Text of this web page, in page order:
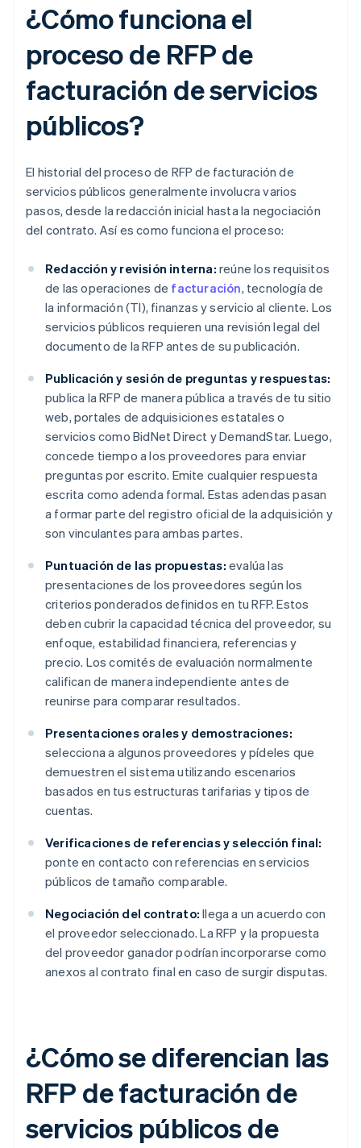
¿Cómo funciona el
proceso de RFP de
facturación de servicios
públicos?
El historial del proceso de RFP de facturación de
servicios públicos generalmente involucra varios
pasos, desde la redacción inicial hasta la negociación
del contrato. Así es como funciona el proceso:
Redacción y revisión interna: reúne los requisitos
de las operaciones de facturación, tecnología de
la información (TI), finanzas y servicio al cliente. Los
servicios públicos requieren una revisión legal del
documento de la RFP antes de su publicación.
Publicación y sesión de preguntas y respuestas:
publica la RFP de manera pública a través de tu sitio
web, portales de adquisiciones estatales o
servicios como BidNet Direct y DemandStar. Luego,
concede tiempo a los proveedores para enviar
preguntas por escrito. Emite cualquier respuesta
escrita como adenda formal. Estas adendas pasan
a formar parte del registro oficial de la adquisición y
son vinculantes para ambas partes.
Puntuación de las propuestas: evalúa las
presentaciones de los proveedores según los
criterios ponderados definidos en tu RFP. Estos
deben cubrir la capacidad técnica del proveedor, su
enfoque, estabilidad financiera, referencias y
precio. Los comités de evaluación normalmente
califican de manera independiente antes de
reunirse para comparar resultados.
Presentaciones orales y demostraciones:
selecciona a algunos proveedores y pídeles que
demuestren el sistema utilizando escenarios
basados en tus estructuras tarifarias y tipos de
cuentas.
Verificaciones de referencias y selección final:
ponte en contacto con referencias en servicios
públicos de tamaño comparable.
Negociación del contrato: llega a un acuerdo con
el proveedor seleccionado. La RFP y la propuesta
del proveedor ganador podrían incorporarse como
anexos al contrato final en caso de surgir disputas.
¿Cómo se diferencian las
RFP de facturación de
servicios públicos de